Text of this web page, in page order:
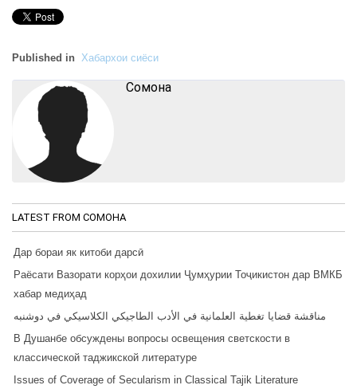
Published in Хабархои сиёси
Cомона
LATEST FROM CОМОНА
Дар бораи як китоби дарсӣ
Раёсати Вазорати корҳои дохилии Ҷумҳурии Тоҷикистон дар ВМКБ
хабар медиҳад
مناقشة قضايا تغطية العلمانية في الأدب الطاجيكي الكلاسيكي في دوشنبه
В Душанбе обсуждены вопросы освещения светскости в
классической таджикской литературе
Issues of Coverage of Secularism in Classical Tajik Literature